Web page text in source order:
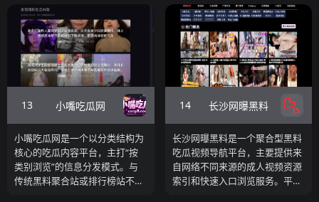
例如“今日吃瓜”“吃瓜热门”“黑料
排行榜”"AI短剧"等板块，通过结
构化内容帮助用户快速获取当前
最热的网红事件与娱乐八卦。
整理与传播。
13 小嘴吃瓜网
小嘴吃瓜网是一个以分类结构为
核心的吃瓜内容平台，主打“按
类别浏览”的信息分发模式。与
传统黑料聚合站或排行榜站不
14 长沙网曝黑料
长沙网曝黑料是一个聚合型黑料
吃瓜视频导航平台，主要提供来
自网络不同来源的成人视频资源
索引和快速入口浏览服务。平台